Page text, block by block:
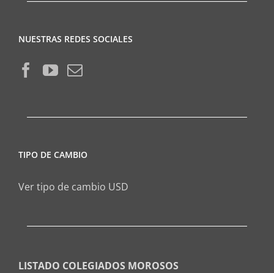
NUESTRAS REDES SOCIALES
TIPO DE CAMBIO
Ver tipo de cambio USD
LISTADO COLEGIADOS MOROSOS